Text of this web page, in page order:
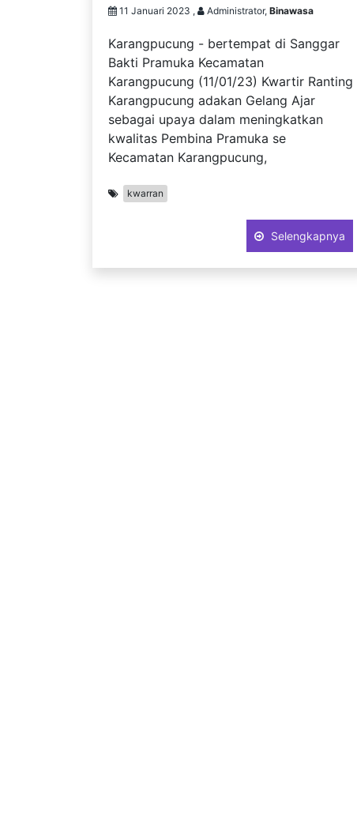
11 Januari 2023 , Administrator, Binawasa
Karangpucung - bertempat di Sanggar
Bakti Pramuka Kecamatan
Karangpucung (11/01/23) Kwartir Ranting
Karangpucung adakan Gelang Ajar
sebagai upaya dalam meningkatkan
kwalitas Pembina Pramuka se
Kecamatan Karangpucung,
kwarran
Selengkapnya